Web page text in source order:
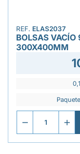
REF. ELAS2037
BOLSAS
300X400MM